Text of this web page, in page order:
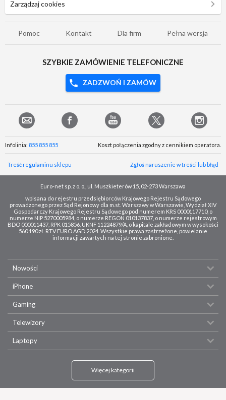
Zarządzaj cookies
Pomoc Kontakt Dla firm Pełna wersja
SZYBKIE ZAMÓWIENIE TELEFONICZNE
ZADZWOŃ I ZAMÓW
Infolinia: 855 855 855 Koszt połączenia zgodny z cennikiem operatora.
Treść regulaminu sklepu Zgłoś naruszenie w treści lub błąd
Euro-net sp. z o. o., ul. Muszkieterów 15, 02-273 Warszawa
wpisana do rejestru przedsiębiorców Krajowego Rejestru Sądowego
prowadzonego przez Sąd Rejonowy dla m.st. Warszawy w Warszawie, Wydział XIV
Gospodarczy Krajowego Rejestru Sądowego pod numerem KRS 0000117710, o
numerze NIP 5270005984, o numerze REGON 010137837, o numerze rejestrowym
BDO 000011437, RPK 015856, UKNF 11224879/A, o kapitale zakładowym w wysokości
560 190 zł. RTV EURO AGD 2024. Wszystkie prawa zastrzeżone, powielanie
informacji zawartych na tej stronie zabronione.
Nowości
iPhone
Gaming
Telewizory
Laptopy
Więcej kategorii